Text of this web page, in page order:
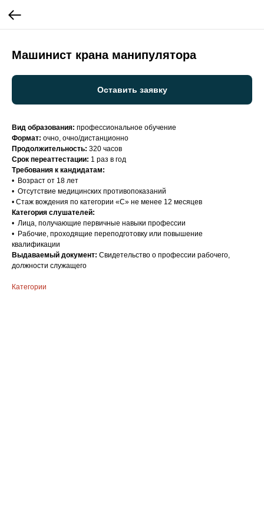
Машинист крана манипулятора
Оставить заявку
Вид образования: профессиональное обучение
Формат: очно, очно/дистанционно
Продолжительность: 320 часов
Срок переаттестации: 1 раз в год
Требования к кандидатам:
• Возраст от 18 лет
• Отсутствие медицинских противопоказаний
• Стаж вождения по категории «С» не менее 12 месяцев
Категория слушателей:
• Лица, получающие первичные навыки профессии
• Рабочие, проходящие переподготовку или повышение
квалификации
Выдаваемый документ: Свидетельство о профессии рабочего,
должности служащего
Категории